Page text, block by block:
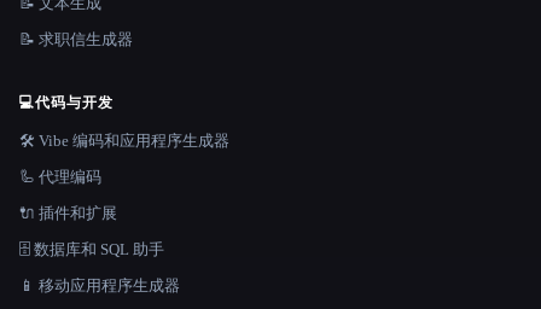
📝 求职信生成器
💻代码与开发
🛠️ Vibe 编码和应用程序生成器
🦾 代理编码
🔌 插件和扩展
🗄️ 数据库和 SQL 助手
📱 移动应用程序生成器